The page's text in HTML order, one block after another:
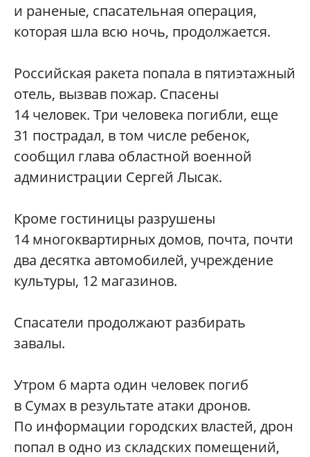
и раненые, спасательная операция,
которая шла всю ночь, продолжается.
Российская ракета попала в пятиэтажный
отель, вызвав пожар. Спасены
14 человек. Три человека погибли, еще
31 пострадал, в том числе ребенок,
сообщил глава областной военной
администрации Сергей Лысак.
Кроме гостиницы разрушены
14 многоквартирных домов, почта, почти
два десятка автомобилей, учреждение
культуры, 12 магазинов.
Спасатели продолжают разбирать
завалы.
Утром 6 марта один человек погиб
в Сумах в результате атаки дронов.
По информации городских властей, дрон
попал в одно из складских помещений,